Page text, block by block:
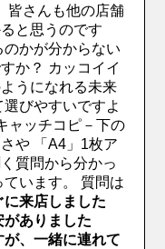
皆さんも他の店舗
と思うのです
かが分からない
か？ カッコイイ
うになれる未来
びやすいですよ
ャッチコピ－下の
や 「A4」1枚ア
質問から分かっ
います。
質問は
に来店しました
ありました
、一緒に連れて